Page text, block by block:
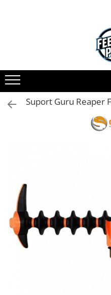
Mulinete
Accesorii Diverse
Mincioguri si Juvelnice
Scaune si Accesorii
Accesorii Monturi
Suport Guru Reaper